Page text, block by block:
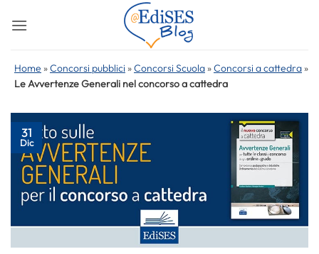
Home »Concorsi pubblici »Concorsi Scuola »Concorsi a cattedra »
Le Avvertenze Generali nel concorso a cattedra
31
Dic